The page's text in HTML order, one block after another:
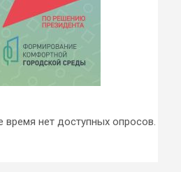
время нет доступных опросов.